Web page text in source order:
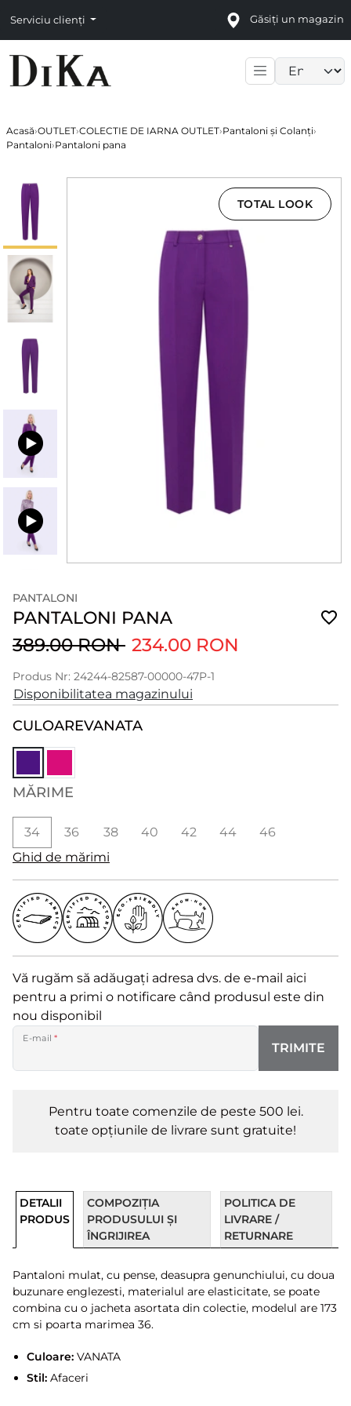
Serviciu clienți Găsiți un magazin
Acasă›OUTLET›COLECTIE DE IARNA OUTLET›Pantaloni și Colanți›
Pantaloni›Pantaloni pana
TOTAL LOOK
PANTALONI
PANTALONI PANA
389.00 RON 234.00 RON
Produs Nr: 24244-82587-00000-47P-1
Disponibilitatea magazinului
CULOAREVANATA
MĂRIME
34 36 38 40 42 44
46
Ghid de mărimi
Vă rugăm să adăugați adresa dvs. de e-mail aici
pentru a primi o notificare când produsul este din
nou disponibil
E-mail*
TRIMITE
Pentru toate comenzile de peste 500 lei.
toate opțiunile de livrare sunt gratuite!
DETALII
PRODUS
COMPOZIȚIA
PRODUSULUI ȘI
ÎNGRIJIREA
POLITICA DE
LIVRARE /
RETURNARE
Pantaloni mulat, cu pense, deasupra genunchiului, cu doua
buzunare englezesti, materialul are elasticitate, se poate
combina cu o jacheta asortata din colectie, modelul are 173
cm si poarta marimea 36.
Culoare:VANATA
Stil:Afaceri